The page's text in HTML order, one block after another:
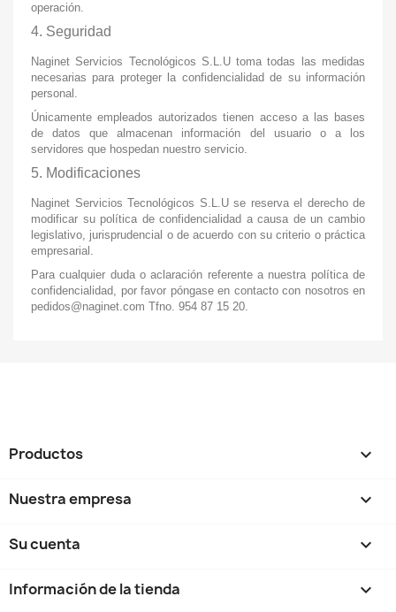
operación.
4. Seguridad
Naginet Servicios Tecnológicos S.L.U toma todas las medidas
necesarias para proteger la confidencialidad de su información
personal.
Únicamente empleados autorizados tienen acceso a las bases
de datos que almacenan información del usuario o a los
servidores que hospedan nuestro servicio.
5. Modificaciones
Naginet Servicios Tecnológicos S.L.U se reserva el derecho de
modificar su política de confidencialidad a causa de un cambio
legislativo, jurisprudencial o de acuerdo con su criterio o práctica
empresarial.
Para cualquier duda o aclaración referente a nuestra política de
confidencialidad, por favor póngase en contacto con nosotros en
pedidos@naginet.com Tfno. 954 87 15 20.
Productos 
Nuestra empresa 
Su cuenta 
Información de la tienda keyboard_arrow_down